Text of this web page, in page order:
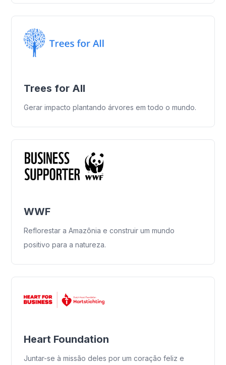
Trees for All
Gerar impacto plantando árvores em todo o mundo.
WWF
Reflorestar a Amazônia e construir um mundo
positivo para a natureza.
Heart Foundation
Juntar-se à missão deles por um coração feliz e